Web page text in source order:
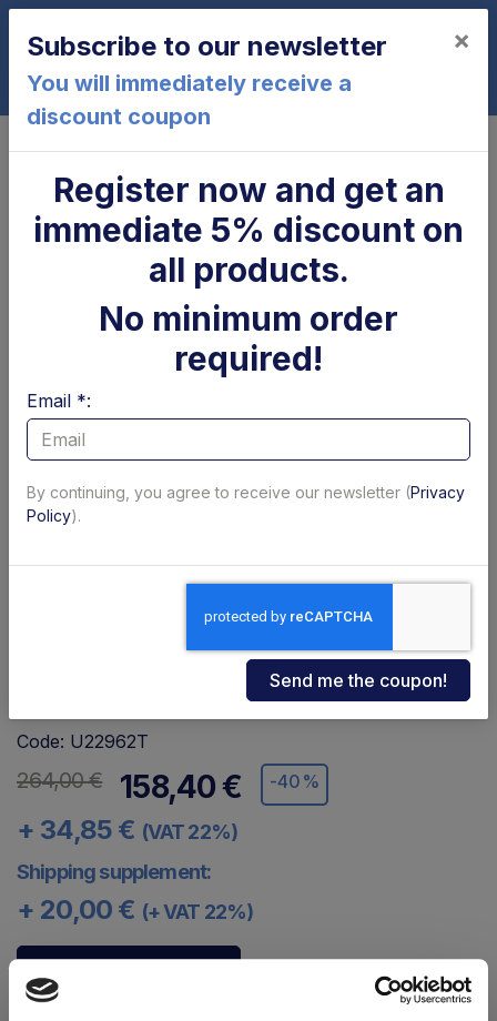
0
Pompa 2,0 cc 3,3 lt/min Tipo CBK +
KIT idraulico B
Code: U22962T
264,00 € 158,40 € -40%
+ 34,85 € (VAT 22%)
Shipping supplement:
+ 20,00 € (+ VAT 22%)
Contact us for details
Subscribe to our newsletter
You will immediately receive a
discount coupon
×
Register now and get an
immediate 5% discount on
all products.
No minimum order
required!
Email *:
By continuing, you agree to receive our newsletter (Privacy
Policy).